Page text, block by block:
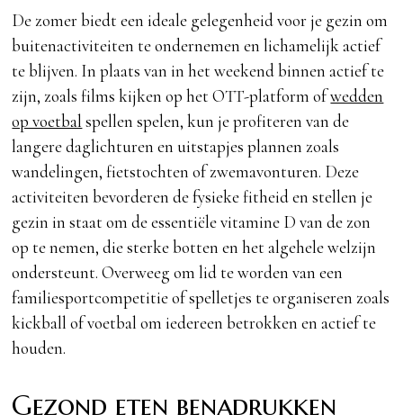
De zomer biedt een ideale gelegenheid voor je gezin om
buitenactiviteiten te ondernemen en lichamelijk actief
te blijven. In plaats van in het weekend binnen actief te
zijn, zoals films kijken op het OTT-platform ofwedden
op voetbal spellen spelen, kun je profiteren van de
langere daglichturen en uitstapjes plannen zoals
wandelingen, fietstochten of zwemavonturen. Deze
activiteiten bevorderen de fysieke fitheid en stellen je
gezin in staat om de essentiële vitamine D van de zon
op te nemen, die sterke botten en het algehele welzijn
ondersteunt. Overweeg om lid te worden van een
familiesportcompetitie of spelletjes te organiseren zoals
kickball of voetbal om iedereen betrokken en actief te
houden.
Gezond eten benadrukken